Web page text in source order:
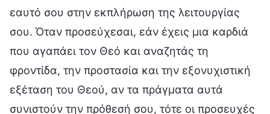
εαυτό σου στην εκπλήρωση της λειτουργίας
σου. Όταν προσεύχεσαι, εάν έχεις μια καρδιά
που αγαπάει τον Θεό και αναζητάς τη
φροντίδα, την προστασία και την εξονυχιστική
εξέταση του Θεού, αν τα πράγματα αυτά
συνιστούν την πρόθεσή σου, τότε οι προσευχές